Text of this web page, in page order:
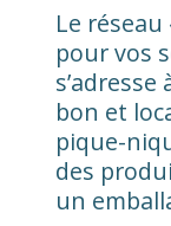
Le réseau
pour vos
bon et
pique-
des
un